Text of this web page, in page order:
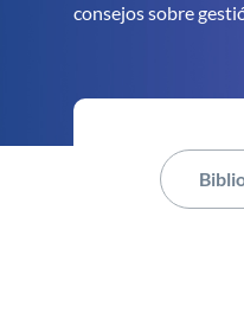
consejos sobre